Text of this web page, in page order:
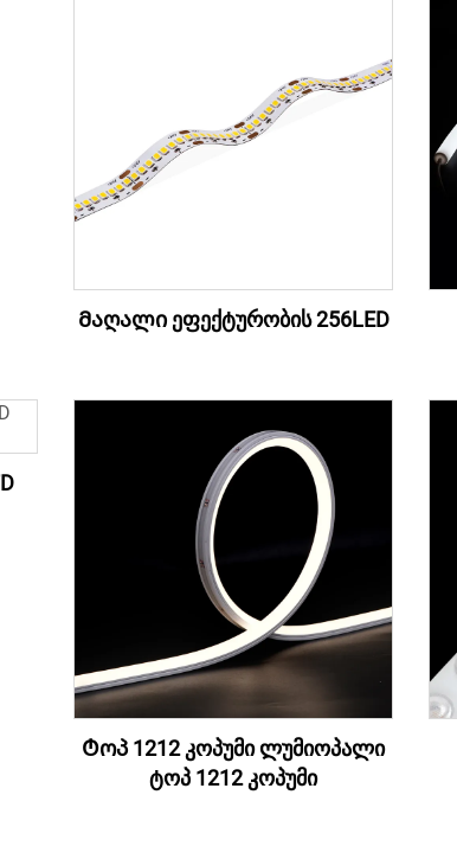
Მაღალი ეფექტურობის 256LED
Ტოპ 1212 კოპუმი ლუმიოპალი
ტოპ 1212 კოპუმი